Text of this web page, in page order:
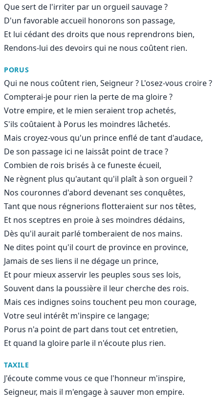
Que sert de l'irriter par un orgueil sauvage ?
D'un favorable accueil honorons son passage,
Et lui cédant des droits que nous reprendrons bien,
Rendons-lui des devoirs qui ne nous coûtent rien.
PORUS
Qui ne nous coûtent rien, Seigneur ? L'osez-vous croire ?
Compterai-je pour rien la perte de ma gloire ?
Votre empire, et le mien seraient trop achetés,
S'ils coûtaient à Porus les moindres lâchetés.
Mais croyez-vous qu'un prince enflé de tant d'audace,
De son passage ici ne laissât point de trace ?
Combien de rois brisés à ce funeste écueil,
Ne règnent plus qu'autant qu'il plaît à son orgueil ?
Nos couronnes d'abord devenant ses conquêtes,
Tant que nous régnerions flotteraient sur nos têtes,
Et nos sceptres en proie à ses moindres dédains,
Dès qu'il aurait parlé tomberaient de nos mains.
Ne dites point qu'il court de province en province,
Jamais de ses liens il ne dégage un prince,
Et pour mieux asservir les peuples sous ses lois,
Souvent dans la poussière il leur cherche des rois.
Mais ces indignes soins touchent peu mon courage,
Votre seul intérêt m'inspire ce langage;
Porus n'a point de part dans tout cet entretien,
Et quand la gloire parle il n'écoute plus rien.
TAXILE
J'écoute comme vous ce que l'honneur m'inspire,
Seigneur, mais il m'engage à sauver mon empire.